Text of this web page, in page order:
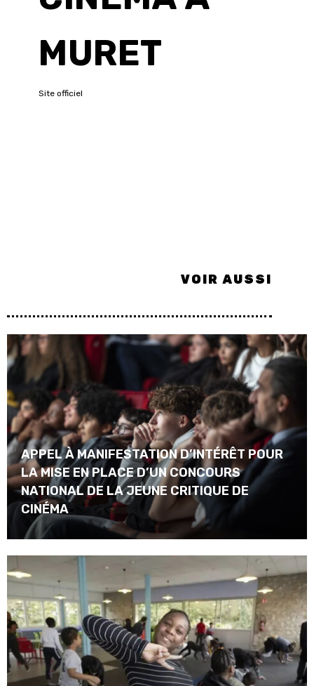
MURET
Site officiel
VOIR AUSSI
APPEL À MANIFESTATION D’INTÉRÊT POUR
LA MISE EN PLACE D’UN CONCOURS
NATIONAL DE LA JEUNE CRITIQUE DE
CINÉMA